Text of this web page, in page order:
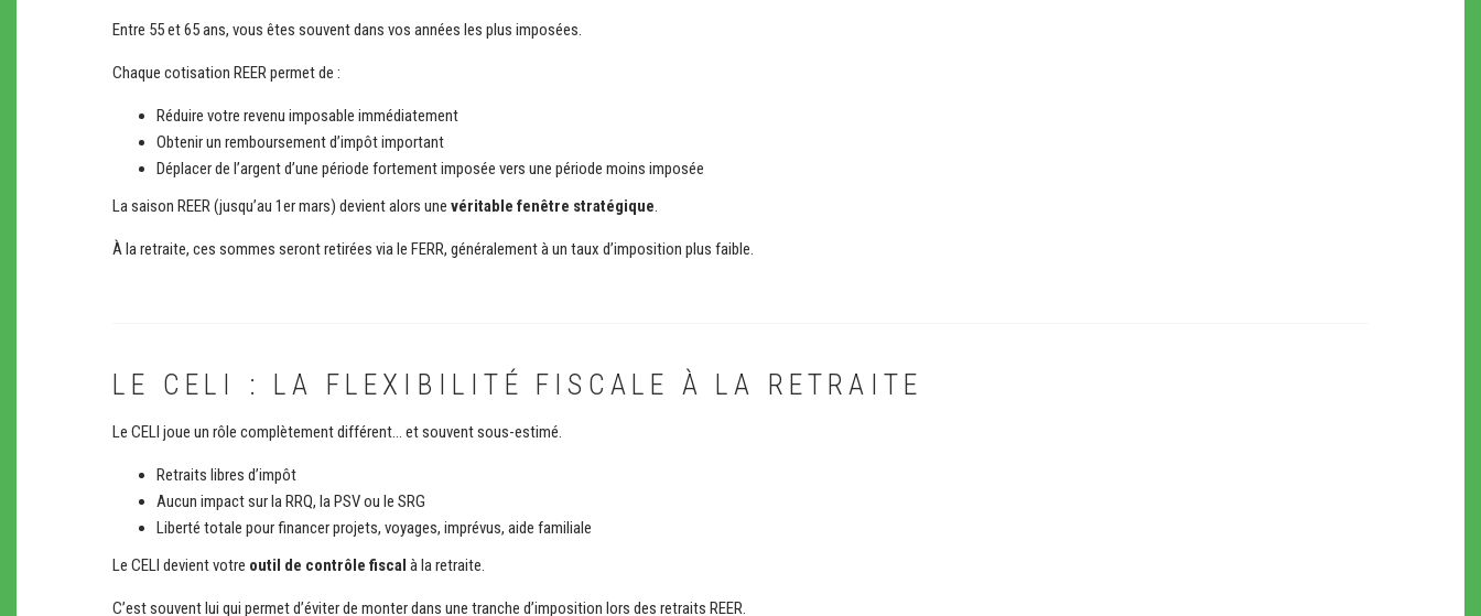
Entre 55 et 65 ans, vous êtes souvent dans vos années les plus imposées.
Chaque cotisation REER permet de :
Réduire votre revenu imposable immédiatement
Obtenir un remboursement d’impôt important
Déplacer de l’argent d’une période fortement imposée vers une période moins imposée
La saison REER (jusqu’au 1er mars) devient alors une véritable fenêtre stratégique.
À la retraite, ces sommes seront retirées via le FERR, généralement à un taux d’imposition plus faible.
LE CELI : LA FLEXIBILITÉ FISCALE À LA RETRAITE
Le CELI joue un rôle complètement différent… et souvent sous-estimé.
Retraits libres d’impôt
Aucun impact sur la RRQ, la PSV ou le SRG
Liberté totale pour financer projets, voyages, imprévus, aide familiale
Le CELI devient votre outil de contrôle fiscal à la retraite.
C’est souvent lui qui permet d’éviter de monter dans une tranche d’imposition lors des retraits REER.